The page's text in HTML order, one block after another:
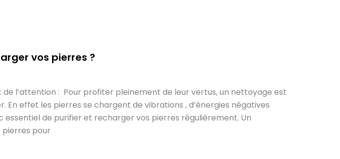
vos pierres ?
l’attention : Pour profiter pleinement de leur vertus, un nettoyage est
En effet les pierres se chargent de vibrations , d’énergies négatives
essentiel de purifier et recharger vos pierres régulièrement. Un
pour